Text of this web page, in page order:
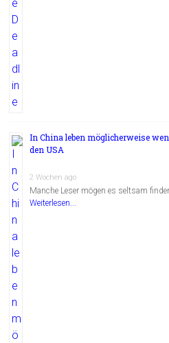
In China leben möglicherweise
den USA
2 Wochen ago
Manche Leser mögen es seltsam
Weiterlesen...